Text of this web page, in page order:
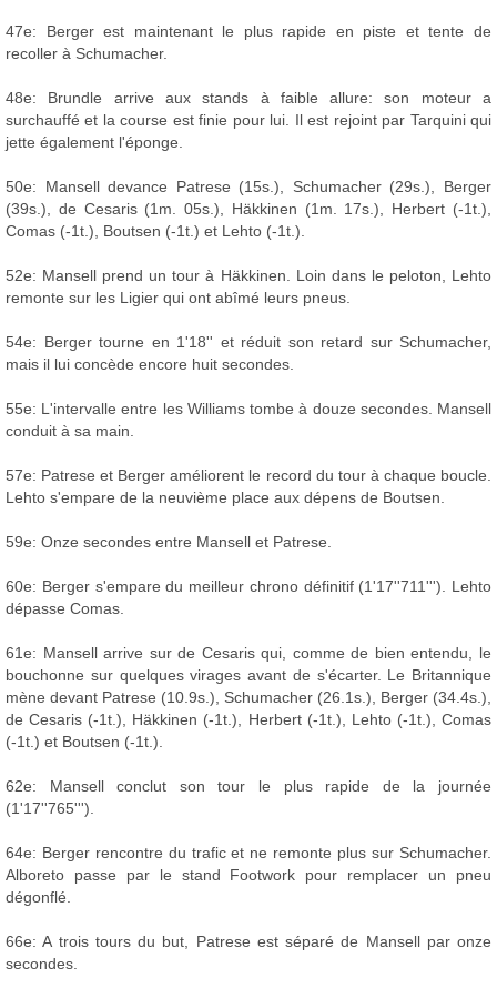
47e: Berger est maintenant le plus rapide en piste et tente de
recoller à Schumacher.
48e: Brundle arrive aux stands à faible allure: son moteur a
surchauffé et la course est finie pour lui. Il est rejoint par Tarquini qui
jette également l'éponge.
50e: Mansell devance Patrese (15s.), Schumacher (29s.), Berger
(39s.), de Cesaris (1m. 05s.), Häkkinen (1m. 17s.), Herbert (-1t.),
Comas (-1t.), Boutsen (-1t.) et Lehto (-1t.).
52e: Mansell prend un tour à Häkkinen. Loin dans le peloton, Lehto
remonte sur les Ligier qui ont abîmé leurs pneus.
54e: Berger tourne en 1'18'' et réduit son retard sur Schumacher,
mais il lui concède encore huit secondes.
55e: L'intervalle entre les Williams tombe à douze secondes. Mansell
conduit à sa main.
57e: Patrese et Berger améliorent le record du tour à chaque boucle.
Lehto s'empare de la neuvième place aux dépens de Boutsen.
59e: Onze secondes entre Mansell et Patrese.
60e: Berger s'empare du meilleur chrono définitif (1'17''711'''). Lehto
dépasse Comas.
61e: Mansell arrive sur de Cesaris qui, comme de bien entendu, le
bouchonne sur quelques virages avant de s'écarter. Le Britannique
mène devant Patrese (10.9s.), Schumacher (26.1s.), Berger (34.4s.),
de Cesaris (-1t.), Häkkinen (-1t.), Herbert (-1t.), Lehto (-1t.), Comas
(-1t.) et Boutsen (-1t.).
62e: Mansell conclut son tour le plus rapide de la journée
(1'17''765''').
64e: Berger rencontre du trafic et ne remonte plus sur Schumacher.
Alboreto passe par le stand Footwork pour remplacer un pneu
dégonflé.
66e: A trois tours du but, Patrese est séparé de Mansell par onze
secondes.